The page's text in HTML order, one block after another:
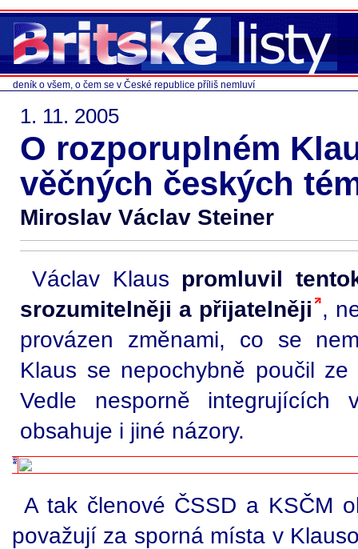
deník o všem, o čem se v České republice příliš nemluví
1. 11. 2005
O rozporuplném
věčných českých
Miroslav Václav Steiner
Václav Klaus promluvil
srozumitelněji a přijatelněji ,
provázen změnami, co se
Klaus se nepochybně poučil
Vedle nesporně integrujících
obsahuje i jiné názory.
A tak členové ČSSD a KSČM
považují za sporná místa v